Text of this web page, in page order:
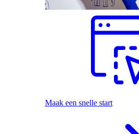
Maak een snelle start